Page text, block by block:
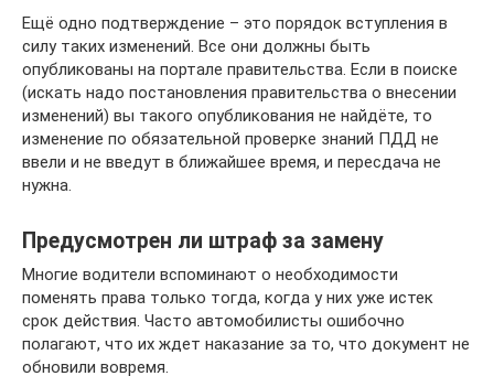
Ещё одно подтверждение – это порядок вступления в
силу таких изменений. Все они должны быть
опубликованы на портале правительства. Если в поиске
(искать надо постановления правительства о внесении
изменений) вы такого опубликования не найдёте, то
изменение по обязательной проверке знаний ПДД не
ввели и не введут в ближайшее время, и пересдача не
нужна.
Предусмотрен ли штраф за замену
Многие водители вспоминают о необходимости
поменять права только тогда, когда у них уже истек
срок действия. Часто автомобилисты ошибочно
полагают, что их ждет наказание за то, что документ не
обновили вовремя.